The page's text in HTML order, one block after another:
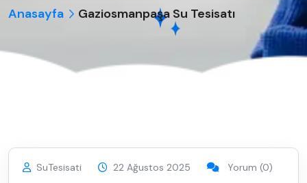
Anasayfa Gaziosmanpaşa Su Tesisatı
SuTesisati 22 Ağustos 2025 Yorum (0)